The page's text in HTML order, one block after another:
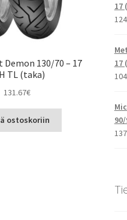
130/70 – 17
TL (taka)
131.67€
ostoskoriin
17
17